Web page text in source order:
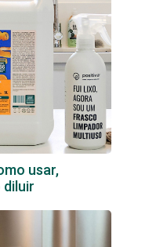
usar,
diluir